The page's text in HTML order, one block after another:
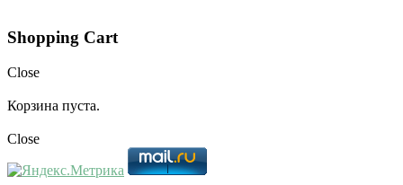
Shopping Cart
Close
Корзина пуста.
Close